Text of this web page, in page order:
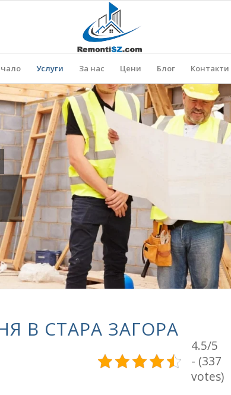
Услуги За нас Цени Блог Контакти
В СТАРА ЗАГОРА
4.5/5
- (337
votes)